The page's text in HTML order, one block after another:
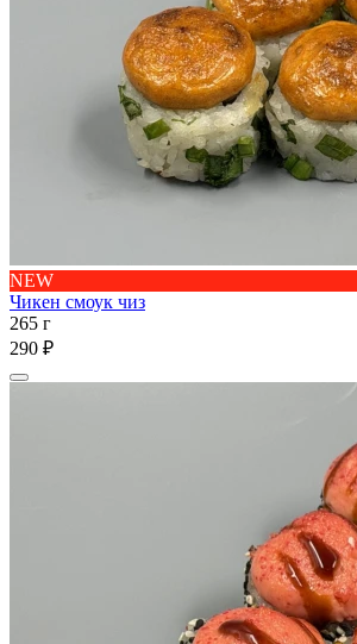
NEW
Чикен смоук чиз
265 г
290 ₽